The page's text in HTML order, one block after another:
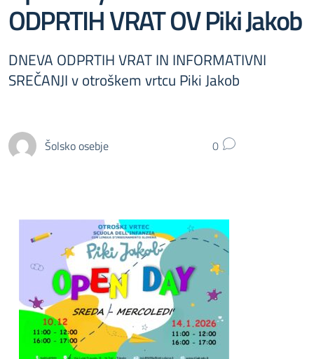
ODPRTIH VRAT OV Piki Jakob
DNEVA ODPRTIH VRAT IN INFORMATIVNI
SREČANJI v otroškem vrtcu Piki Jakob
Šolsko osebje 0